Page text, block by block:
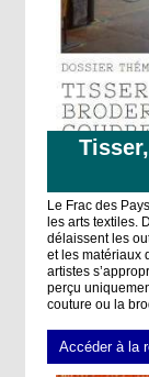
Le Frac des
les arts textiles.
délaissent les
et les matériaux
artistes
perçu
couture ou la
Accéder à la